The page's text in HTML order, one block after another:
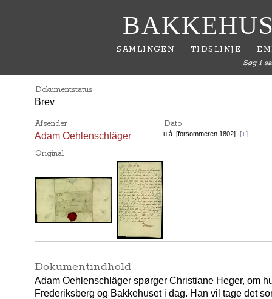
SAMLINGEN TIDSLINJE
Søg i
Dokumentstatus
Brev
Afsender Dato
Adam Oehlenschläger u.å. [forsommeren 1802] [+]
Original
Dokumentindhold
Adam Oehlenschläger spørger Christiane Heger, om
Frederiksberg og Bakkehuset i dag. Han vil tage det